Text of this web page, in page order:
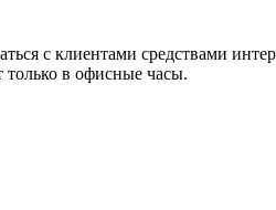
с клиентами средствами
только в офисные часы.